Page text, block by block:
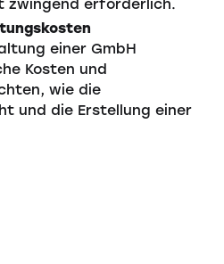
zwingend erforderlich.
einer GmbH
Kosten und
wie die
und die Erstellung einer